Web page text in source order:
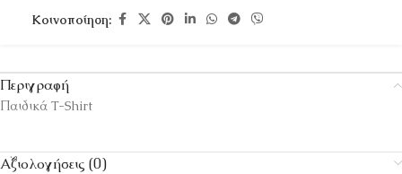
Κοινοποίηση:
Περιγραφή
Παιδικά T-Shirt
Αξιολογήσεις (0)